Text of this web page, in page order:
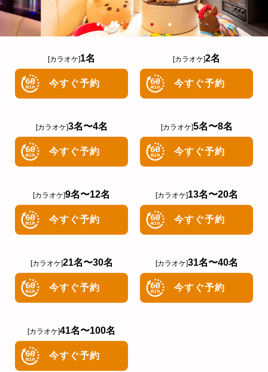
[カラオケ]1名
今すぐ予約
[カラオケ]2名
今すぐ予約
[カラオケ]3名〜4名
今すぐ予約
[カラオケ]5名〜8名
今すぐ予約
[カラオケ]9名〜12名
今すぐ予約
[カラオケ]13名〜20名
今すぐ予約
[カラオケ]21名〜30名
今すぐ予約
[カラオケ]31名〜40名
今すぐ予約
[カラオケ]41名〜100名
今すぐ予約